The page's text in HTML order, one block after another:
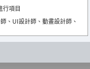
行項目
、UI設計師、動畫設計師、